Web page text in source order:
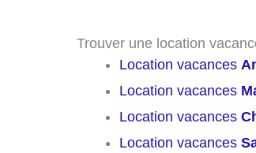
Trouver une location
Location vacances
Location vacances
Location vacances
Location vacances